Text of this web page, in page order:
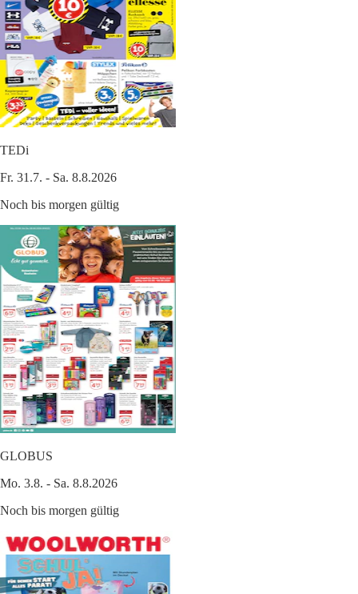
TEDi
Fr. 31.7. - Sa. 8.8.2026
Noch bis morgen gültig
GLOBUS
Mo. 3.8. - Sa. 8.8.2026
Noch bis morgen gültig